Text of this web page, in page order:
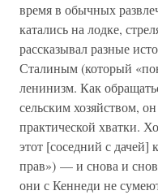
время в обычных
катались на лодке,
рассказывал разные
Сталиным (который
ленинизм. Как
сельским хозяйством,
практической хватки.
этот [соседний с дачей]
прав») — и снова и
они с Кеннеди не